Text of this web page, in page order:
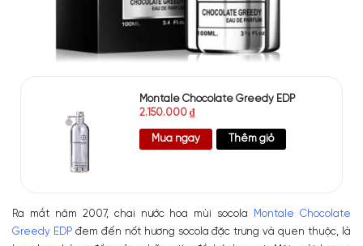
Montale Chocolate Greedy EDP
2.150.000₫
Mua ngay Thêm giỏ
Ra mắt năm 2007, chai nước hoa mùi socola
Montale Chocolate
Greedy EDPđem đến nốt hương socola đặc trưng và quen thuộc, là